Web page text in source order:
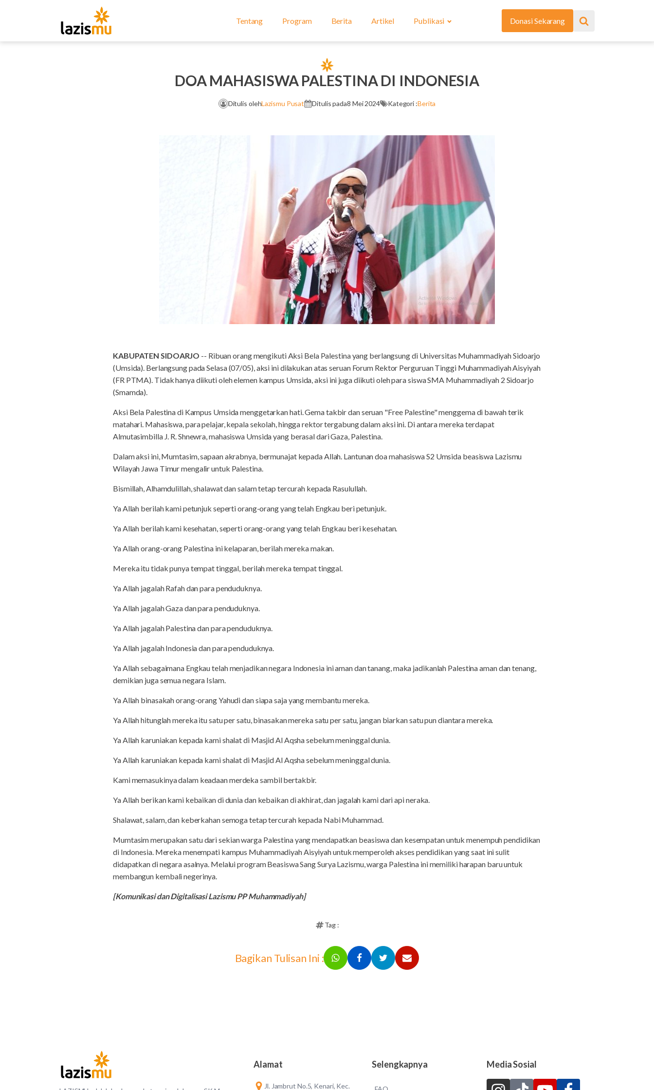
Tentang Program Berita Artikel Publikasi Donasi Sekarang
DOA MAHASISWA PALESTINA DI INDONESIA
Ditulis olehLazismu Pusat Ditulis pada8 Mei 2024 Kategori :Berita
KABUPATEN SIDOARJO -- Ribuan orang mengikuti Aksi Bela Palestina yang berlangsung di Universitas Muhammadiyah Sidoarjo
(Umsida). Berlangsung pada Selasa (07/05), aksi ini dilakukan atas seruan Forum Rektor Perguruan Tinggi Muhammadiyah Aisyiyah
(FR PTMA). Tidak hanya diikuti oleh elemen kampus Umsida, aksi ini juga diikuti oleh para siswa SMA Muhammadiyah 2 Sidoarjo
(Smamda).
Aksi Bela Palestina di Kampus Umsida menggetarkan hati. Gema takbir dan seruan "Free Palestine" menggema di bawah terik
matahari. Mahasiswa, para pelajar, kepala sekolah, hingga rektor tergabung dalam aksi ini. Di antara mereka terdapat
Almutasimbilla J. R. Shnewra, mahasiswa Umsida yang berasal dari Gaza, Palestina.
Dalam aksi ini, Mumtasim, sapaan akrabnya, bermunajat kepada Allah. Lantunan doa mahasiswa S2 Umsida beasiswa Lazismu
Wilayah Jawa Timur mengalir untuk Palestina.
Bismillah, Alhamdulillah, shalawat dan salam tetap tercurah kepada Rasulullah.
Ya Allah berilah kami petunjuk seperti orang-orang yang telah Engkau beri petunjuk.
Ya Allah berilah kami kesehatan, seperti orang-orang yang telah Engkau beri kesehatan.
Ya Allah orang-orang Palestina ini kelaparan, berilah mereka makan.
Mereka itu tidak punya tempat tinggal, berilah mereka tempat tinggal.
Ya Allah jagalah Rafah dan para penduduknya.
Ya Allah jagalah Gaza dan para penduduknya.
Ya Allah jagalah Palestina dan para penduduknya.
Ya Allah jagalah Indonesia dan para penduduknya.
Ya Allah sebagaimana Engkau telah menjadikan negara Indonesia ini aman dan tanang, maka jadikanlah Palestina aman dan tenang,
demikian juga semua negara Islam.
Ya Allah binasakah orang-orang Yahudi dan siapa saja yang membantu mereka.
Ya Allah hitunglah mereka itu satu per satu, binasakan mereka satu per satu, jangan biarkan satu pun diantara mereka.
Ya Allah karuniakan kepada kami shalat di Masjid Al Aqsha sebelum meninggal dunia.
Ya Allah karuniakan kepada kami shalat di Masjid Al Aqsha sebelum meninggal dunia.
Kami memasukinya dalam keadaan merdeka sambil bertakbir.
Ya Allah berikan kami kebaikan di dunia dan kebaikan di akhirat, dan jagalah kami dari api neraka.
Shalawat, salam, dan keberkahan semoga tetap tercurah kepada Nabi Muhammad.
Mumtasim merupakan satu dari sekian warga Palestina yang mendapatkan beasiswa dan kesempatan untuk menempuh pendidikan
di Indonesia. Mereka menempati kampus Muhammadiyah Aisyiyah untuk memperoleh akses pendidikan yang saat ini sulit
didapatkan di negara asalnya. Melalui program Beasiswa Sang Surya Lazismu, warga Palestina ini memiliki harapan baru untuk
membangun kembali negerinya.
[Komunikasi dan Digitalisasi Lazismu PP Muhammadiyah]
Tag :
Bagikan Tulisan Ini :
Alamat
Jl. Jambrut No.5, Kenari, Kec.
Selengkapnya Media Sosial